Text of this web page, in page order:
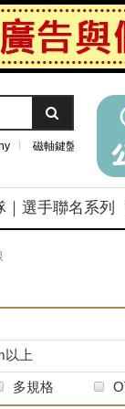
磁軸鍵盤
｜選手聯名系列
以上
多規格